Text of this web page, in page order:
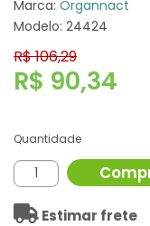
Marca: Organnact
Modelo: 24424
R$ 106,29
R$ 90,34
Quantidade
Estimar frete